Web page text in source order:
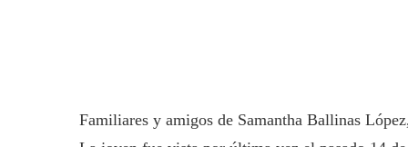
Familiares y amigos de Samantha Ballinas